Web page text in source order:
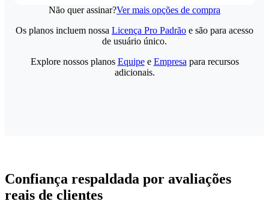
Não quer assinar?Ver mais opções de compra
Os planos incluem nossa Licença Pro Padrão e são para acesso
de usuário único.
Explore nossos planos Equipee Empresa para recursos
adicionais.
Confiança respaldada por avaliações
reais de clientes